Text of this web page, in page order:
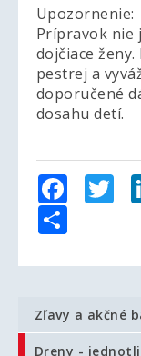
Upozornenie:
Prípravok nie
dojčiace
pestrej a
doporučené
dosahu detí.
Zľavy a akčné
Dreny -